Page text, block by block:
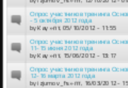
Опрос участников тренинга
- 5 октября 2012 года
byKay» пт, 05/10/2012 - 11:55
Опрос участников тренинга
11-15 июня 2012 года
byKay» пт, 15/06/2012 - 13:17
Опрос участников тренинга
12-16 марта 2012 года
byizjumov_fs» пт, 16/03/2012 -